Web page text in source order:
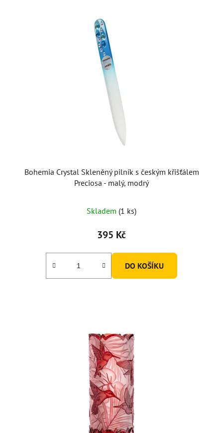
Bohemia Crystal Skleněný pilník s českým křišťálem
Preciosa - malý, modrý
Skladem (1 ks)
395 Kč
DO KOŠÍKU